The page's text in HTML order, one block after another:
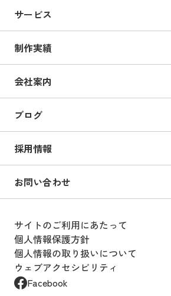
サービス
サービス TOP
サイト構築
コーポレートサイト制作
採用サイト制作
CMS構築・導入
オンライン校正ツール “UI Collabo”
Webコンサルティング
Webサイト運用支援
Webサイト運用・設計
Webサイト運用のアウトソーシング
サービス “BOOST”
制作実績
会社案内
ブログ
採用情報
お問い合わせ
サイトのご利用にあたって
個人情報保護方針
個人情報の取り扱いについて
ウェブアクセシビリティ
Facebook